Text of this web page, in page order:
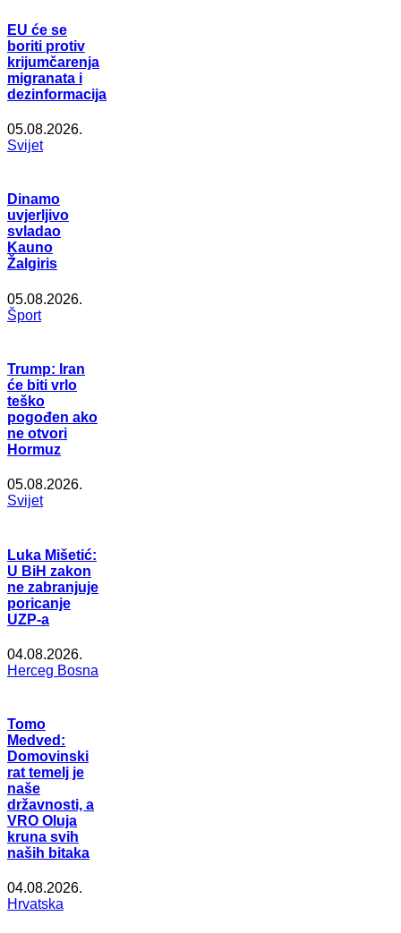
EU će se
boriti protiv
krijumčarenja
migranata i
dezinformacija
05.08.2026.
Svijet
Dinamo
uvjerljivo
svladao
Kauno
Žalgiris
05.08.2026.
Šport
Trump: Iran
će biti vrlo
teško
pogođen ako
ne otvori
Hormuz
05.08.2026.
Svijet
Luka Mišetić:
U BiH zakon
ne zabranjuje
poricanje
UZP-a
04.08.2026.
Herceg Bosna
Tomo
Medved:
Domovinski
rat temelj je
naše
državnosti, a
VRO Oluja
kruna svih
naših bitaka
04.08.2026.
Hrvatska